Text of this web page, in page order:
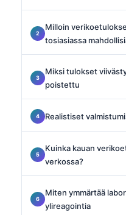
Milloin
tosiasiassa
Miksi tulokset
poistettu
Realistiset
Kuinka kauan
verkossa?
Miten ymmärtää
ylireagointia